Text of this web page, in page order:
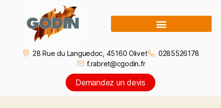
28 Rue du Languedoc, 45160 Olivet
0285526178
f.rabret@cgodin.fr
Demandez un devis